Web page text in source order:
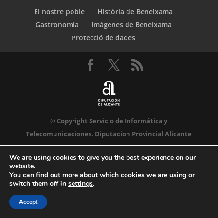
El nostre poble
Història de Beneixama
Gastronomía
Imágenes de Beneixama
Protecció de dades
© Copyright Servicio de Informática y
Telecomunicaciones. Diputacion Provincial Alicante
We are using cookies to give you the best experience on our
website.
You can find out more about which cookies we are using or
switch them off in settings.
Accept